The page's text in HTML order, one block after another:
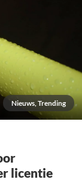
Nieuws, Trending
licentie